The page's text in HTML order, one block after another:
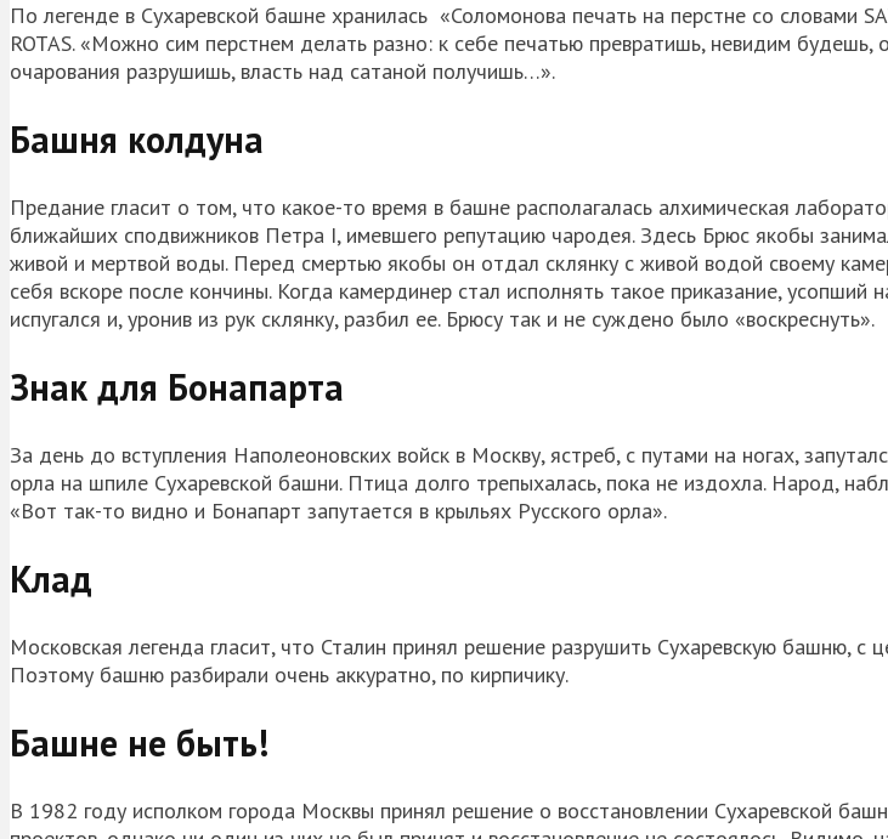
По легенде в Сухаревской башне хранилась «Соломонова печать на перстне со словами
ROTAS. «Можно сим перстнем делать разно: к себе печатью превратишь, невидим будешь,
очарования разрушишь, власть над сатаной получишь…».
Башня колдуна
Предание гласит о том, что какое-то время в башне располагалась алхимическая
ближайших сподвижников Петра I, имевшего репутацию чародея. Здесь Брюс якобы
живой и мертвой воды. Перед смертью якобы он отдал склянку с живой водой своему
себя вскоре после кончины. Когда камердинер стал исполнять такое приказание, усопший
испугался и, уронив из рук склянку, разбил ее. Брюсу так и не суждено было «воскреснуть».
Знак для Бонапарта
За день до вступления Наполеоновских войск в Москву, ястреб, с путами на ногах,
орла на шпиле Сухаревской башни. Птица долго трепыхалась, пока не издохла. Народ,
«Вот так-то видно и Бонапарт запутается в крыльях Русского орла».
Клад
Московская легенда гласит, что Сталин принял решение разрушить Сухаревскую башню, с
Поэтому башню разбирали очень аккуратно, по кирпичику.
Башне не быть!
В 1982 году исполком города Москвы принял решение о восстановлении Сухаревской